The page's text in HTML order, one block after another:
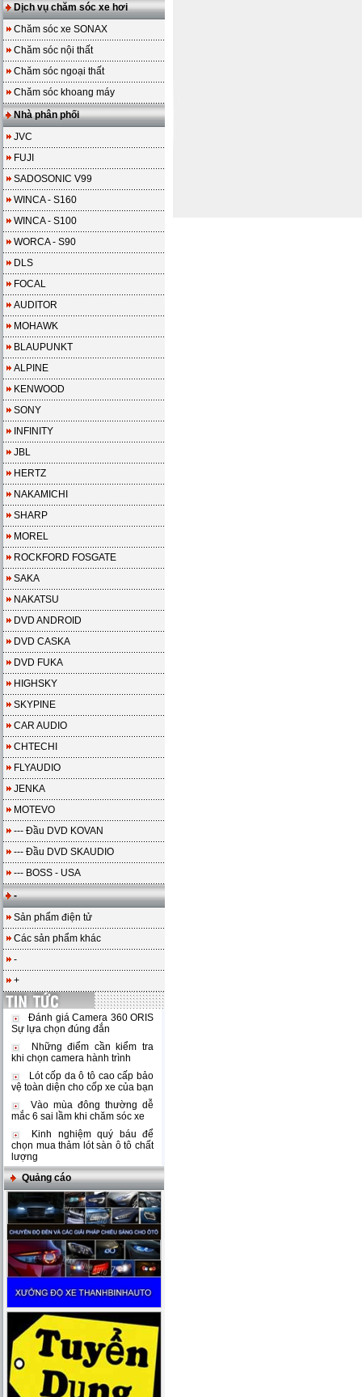
Dịch vụ chăm sóc xe hơi
Chăm sóc xe SONAX
Chăm sóc nội thất
Chăm sóc ngoại thất
Chăm sóc khoang máy
Nhà phân phối
JVC
FUJI
SADOSONIC V99
WINCA - S160
WINCA - S100
WORCA - S90
DLS
FOCAL
AUDITOR
MOHAWK
BLAUPUNKT
ALPINE
KENWOOD
SONY
INFINITY
JBL
HERTZ
NAKAMICHI
SHARP
MOREL
ROCKFORD FOSGATE
SAKA
NAKATSU
DVD ANDROID
DVD CASKA
DVD FUKA
HIGHSKY
SKYPINE
CAR AUDIO
CHTECHI
FLYAUDIO
JENKA
MOTEVO
--- Đầu DVD KOVAN
--- Đầu DVD SKAUDIO
--- BOSS - USA
-
Sản phẩm điện tử
Các sản phẩm khác
-
+
Đánh giá Camera 360 ORIS
Sự lựa chọn đúng đắn
Những điểm cần kiểm tra
khi chọn camera hành trình
Lót cốp da ô tô cao cấp bảo
vệ toàn diện cho cốp xe của bạn
Vào mùa đông thường dễ
mắc 6 sai lầm khi chăm sóc xe
Kinh nghiệm quý báu để
chọn mua thảm lót sàn ô tô chất
lượng
Quảng cáo